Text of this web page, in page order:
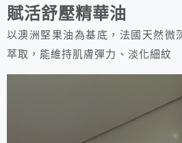
賦活舒壓精華油
以澳洲堅果油為基底，法國天然微
萃取，能維持肌膚彈力、淡化細紋